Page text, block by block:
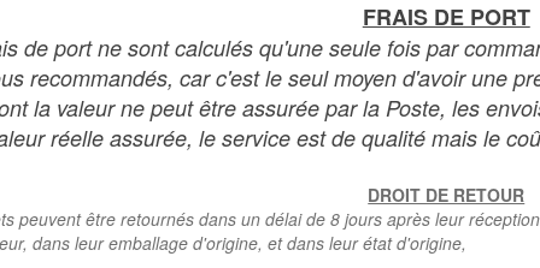
FRAIS DE PORT
de port ne sont calculés qu'une seule fois par
recommandés, car c'est le seul moyen d'avoir une
la valeur ne peut être assurée par la Poste, les
réelle assurée, le service est de qualité mais le
DROIT DE RETOUR
peuvent être retournés dans un délai de 8 jours après leur
dans leur emballage d'origine, et dans leur état d'origine,